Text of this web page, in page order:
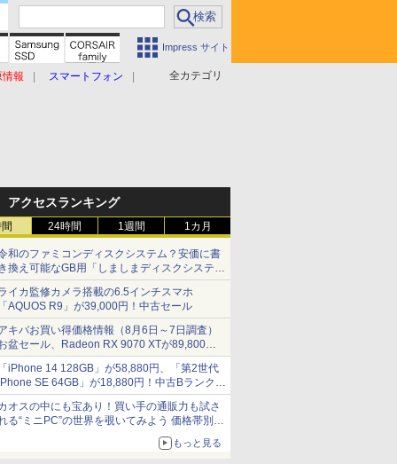
Impress サイト
全カテゴリ
情報 スマートフォン
アクセスランキング
24時間 1週間 1カ月
和のファミコンディスクシステム？安価に書
換え可能なGB用「しましまディスクシステ
」
イカ監修カメラ搭載の6.5インチスマホ
AQUOS R9」が39,000円！中古セール
キバお買い得価格情報（8月6日～7日調査）
盆セール、Radeon RX 9070 XTが89,800
、水平周波数24.8kHz対応の17型モニターが
円、暑さ指数連動セール ほか
iPhone 14 128GB」が58,880円、「第2世代
SE 64GB」が18,880円！中古Bランク品
ール
オスの中にも宝あり！買い手の通販力も試さ
る“ミニPC”の世界を覗いてみよう 価格帯別に
様や特徴を整理、11製品をピックアップ text
もっと見る